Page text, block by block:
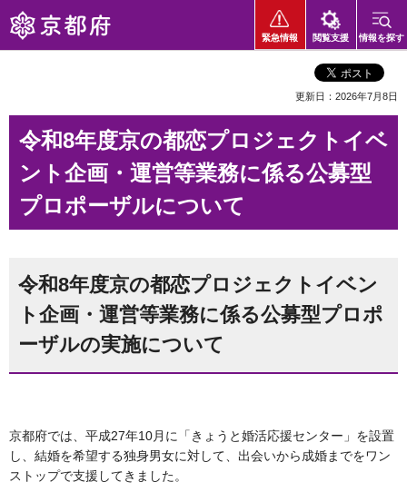
京都府
緊急情報 閲覧支援 情報を探す
更新日：2026年7月8日
令和8年度京の都恋プロジェクトイベ
ント企画・運営等業務に係る公募型
プロポーザルについて
令和8年度京の都恋プロジェクトイベン
ト企画・運営等業務に係る公募型プロポ
ーザルの実施について
京都府では、平成27年10月に「きょうと婚活応援センター」を設置
し、結婚を希望する独身男女に対して、出会いから成婚までをワン
ストップで支援してきました。